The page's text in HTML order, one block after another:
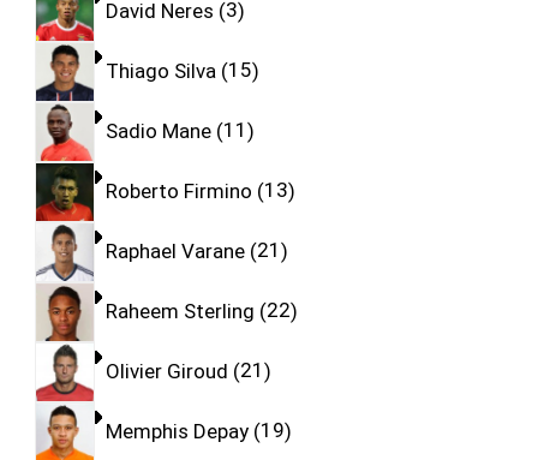
David Neres 3
Thiago Silva 15
Sadio Mane 11
Roberto Firmino 13
Raphael Varane 21
Raheem Sterling 22
Olivier Giroud 21
Memphis Depay 19